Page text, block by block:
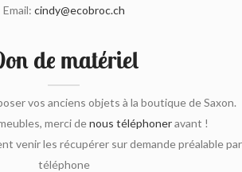
Email: cindy@ecobroc.ch
de matériel
vos anciens objets à la boutique de Saxon.
merci denous téléphoneravant !
venir les récupérer sur demande préalable par
téléphone